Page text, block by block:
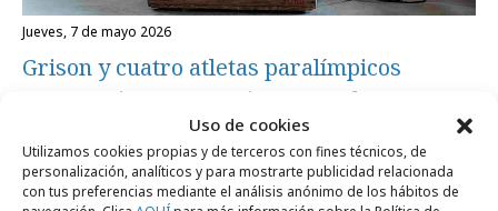
Uso de cookies
Utilizamos cookies propias y de terceros con fines técnicos, de
personalización, analíticos y para mostrarte publicidad relacionada
con tus preferencias mediante el análisis anónimo de los hábitos de
jueves, 7 de mayo 2026
Grison y cuatro atletas paralímpicos
protagonizan "Potencia tu Mundo"
Agencias